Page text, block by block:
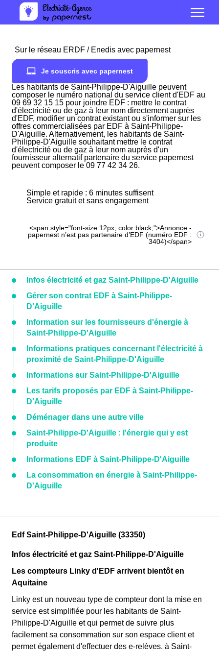
Sur le réseau ERDF / Enedis avec papernest
Je souscris avec papernest
Les habitants de Saint-Philippe-D'Aiguille peuvent
composer le numéro national du service client d'EDF au
09 69 32 15 15 pour joindre EDF : mettre le contrat
d'électricité ou de gaz à leur nom directement auprès
d'EDF, modifier un contrat existant ou s'informer sur les
offres commercialisées par EDF à Saint-Philippe-
D'Aiguille. Alternativement, les habitants de Saint-
Philippe-D'Aiguille souhaitant mettre le contrat
d'électricité ou de gaz à leur nom auprès d'un
fournisseur alternatif partenaire du service papernest
peuvent composer le 09 77 42 34 26.
Simple et rapide : 6 minutes suffisent
Service gratuit et sans engagement
<span style="font-size:12px; color:black;">Annonce -
papernest n’est pas partenaire d’EDF (numéro EDF :
3404)</span>
Infos électricité et gaz Saint-Philippe-D'Aiguille
Gérer son contrat EDF à Saint-Philippe-
D'Aiguille
Information sur les fournisseurs d'énergie à
Saint-Philippe-D'Aiguille
Informations pratiques concernant l'électricité à
proximité de Saint-Philippe-D'Aiguille
Informations sur Saint-Philippe-D'Aiguille
Les tarifs proposés par EDF à Saint-Philippe-
D'Aiguille
Déménager dans une autre ville
Saint-Philippe-D'Aiguille : l'énergie qui y est
produite
Informations EDF à Saint-Philippe-D'Aiguille
La consommation en énergie à Saint-Philippe-
D'Aiguille
Edf Saint-Philippe-D'Aiguille (33350)
Infos électricité et gaz Saint-Philippe-D'Aiguille
Les compteurs Linky d'EDF arrivent bientôt en
Aquitaine
Linky est un nouveau type de compteur dont la mise en
service est simplifiée pour les habitants de Saint-
Philippe-D'Aiguille et qui permet de suivre plus
facilement sa consommation sur son espace client et
permet également d'effectuer des e-relèves. à Saint-